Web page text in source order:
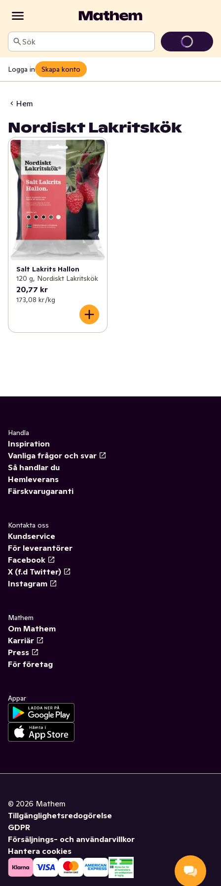
Sök
Logga in Skapa konto
Hem
Nordiskt Lakritskök
Salt Lakrits Hallon
120 g, Nordiskt Lakritskök
20,77 kr
173,08 kr /kg
Handla
Inspiration
Vanliga frågor och svar
Så handlar du
Hemleverans
Färskvarugaranti
Kontakta oss
Kundservice
För leverantörer
Facebook
X (f.d Twitter)
Instagram
Mathem
Om Mathem
Karriär
Press
För företag
Appar
© 2026 Mathem
Tillgänglighetsredogörelse
GDPR
Försäljnings- och användarvillkor
Hantera cookies